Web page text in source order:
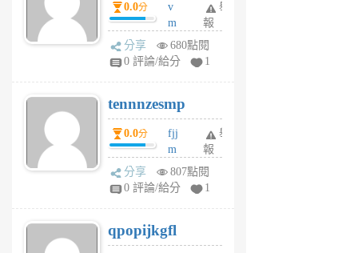
月
前
0.0分
v
m
sg
sr
6
個
月
前
舉
報
分享
680點閱
0 評論/給分
1
tennnzesmp
0.0分
fjj
m
w
rs
6
個
舉
報
分享
807點閱
0 評論/給分
1
qpopijkgfl